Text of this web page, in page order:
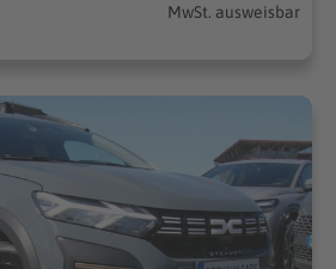
MwSt. ausweisbar